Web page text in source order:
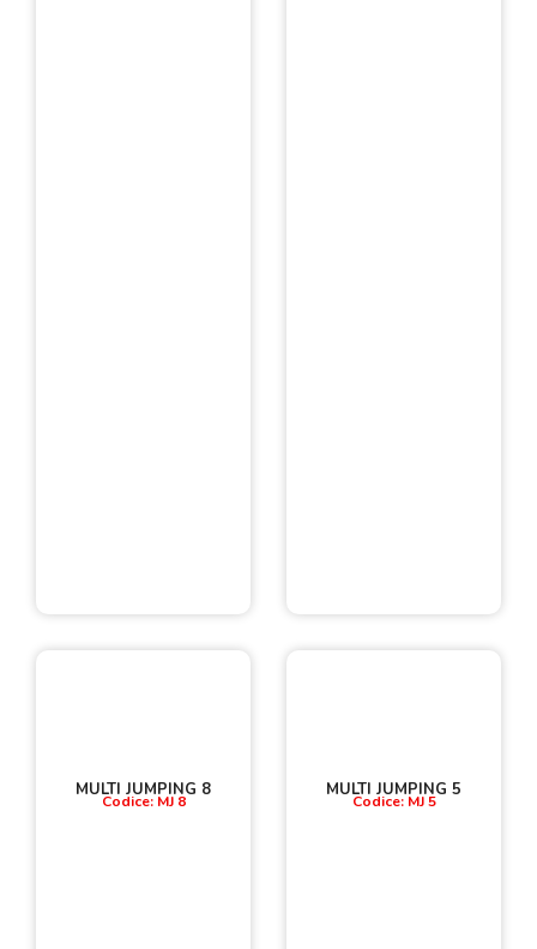
MULTI JUMPING 8
Codice: MJ 8
MULTI JUMPING 5
Codice: MJ 5